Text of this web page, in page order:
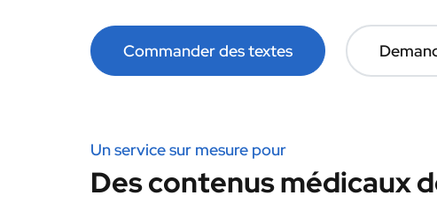
Commander des textes
Un service sur mesure pour
Des contenus médicaux